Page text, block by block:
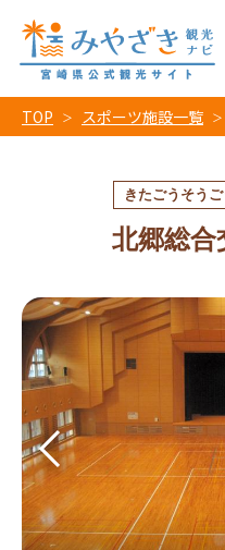
TOP スポーツ施設一覧
きたごうそう
北郷総合